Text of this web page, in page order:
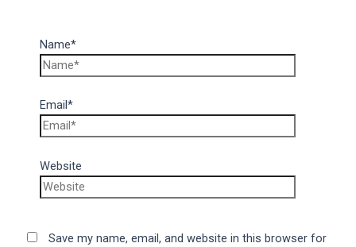
Name*
Email*
Website
Save my name, email, and website in this browser for